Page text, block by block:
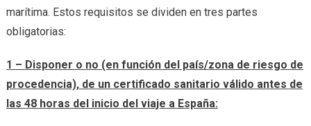
marítima. Estos requisitos se dividen en tres partes
obligatorias:
1 – Disponer o no (en función del país/zona de riesgo de
procedencia), de un certificado sanitario válido antes de
las 48 horas del inicio del viaje a España: